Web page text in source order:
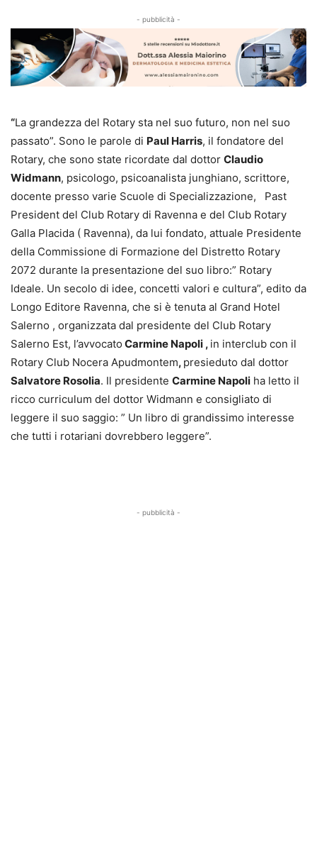
- pubblicità -
“La grandezza del Rotary sta nel suo futuro, non nel suo
passato”. Sono le parole di Paul Harris, il fondatore del
Rotary, che sono state ricordate dal dottor Claudio
Widmann, psicologo, psicoanalista junghiano, scrittore,
docente presso varie Scuole di Specializzazione, Past
President del Club Rotary di Ravenna e del Club Rotary
Galla Placida ( Ravenna), da lui fondato, attuale Presidente
della Commissione di Formazione del Distretto Rotary
2072 durante la presentazione del suo libro:” Rotary
Ideale. Un secolo di idee, concetti valori e cultura”, edito da
Longo Editore Ravenna, che si è tenuta al Grand Hotel
Salerno , organizzata dal presidente del Club Rotary
Salerno Est, l’avvocato Carmine Napoli , in interclub con il
Rotary Club Nocera Apudmontem, presieduto dal dottor
Salvatore Rosolia. Il presidente Carmine Napoli ha letto il
ricco curriculum del dottor Widmann e consigliato di
leggere il suo saggio: ” Un libro di grandissimo interesse
che tutti i rotariani dovrebbero leggere”.
- pubblicità -